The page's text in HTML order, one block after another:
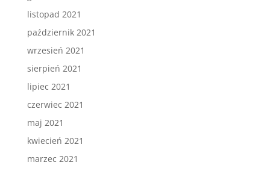
listopad 2021
październik 2021
wrzesień 2021
sierpień 2021
lipiec 2021
czerwiec 2021
maj 2021
kwiecień 2021
marzec 2021